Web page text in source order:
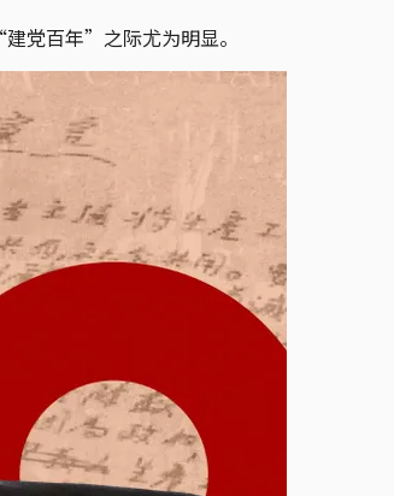
党百年”之际尤为明显。